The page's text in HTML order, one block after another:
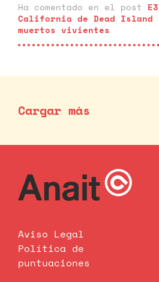
Ha comentado en el post
California de Dead
muertos vivientes
Cargar más
Aviso Legal
Política de
puntuaciones